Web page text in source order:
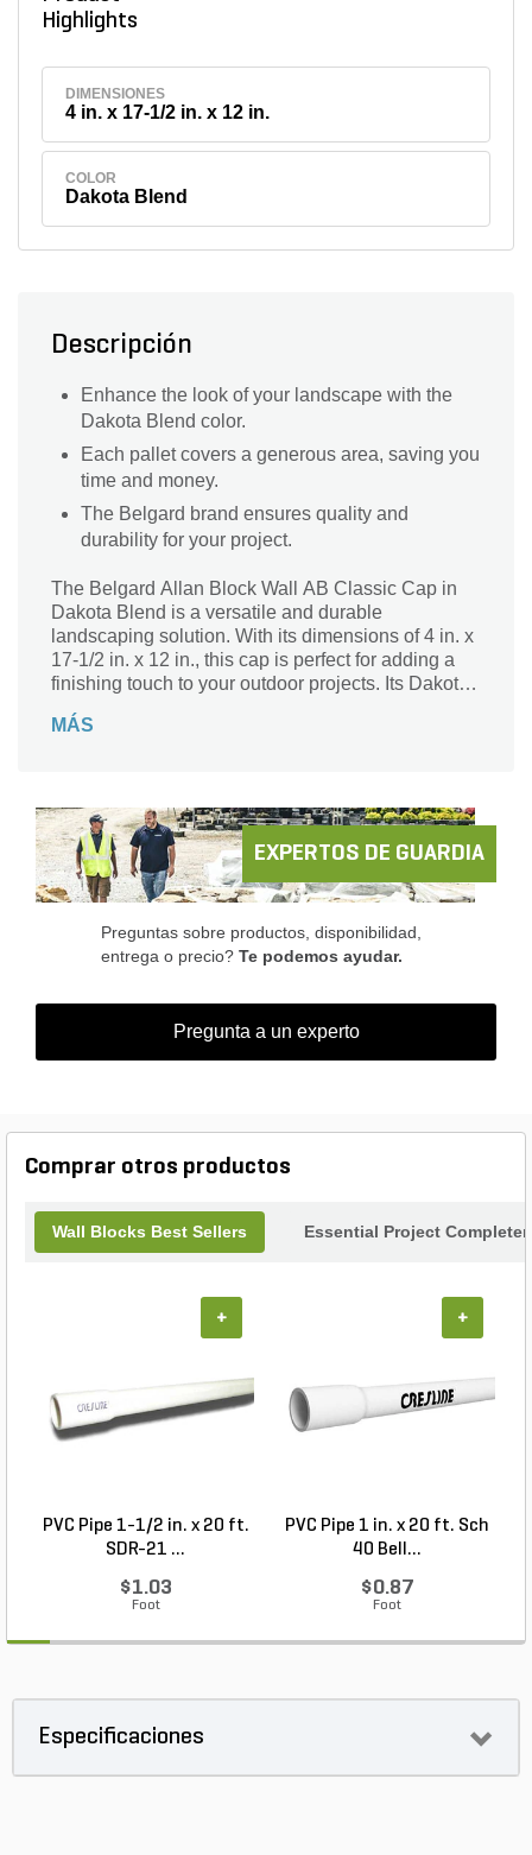
Highlights
DIMENSIONES
4 in. x 17-1/2 in. x 12 in.
COLOR
Dakota Blend
Descripción
Enhance the look of your landscape with the
Dakota Blend color.
Each pallet covers a generous area, saving you
time and money.
The Belgard brand ensures quality and
durability for your project.
The Belgard Allan Block Wall AB Classic Cap in
Dakota Blend is a versatile and durable
landscaping solution. With its dimensions of 4 in. x
17-1/2 in. x 12 in., this cap is perfect for adding a
finishing touch to your outdoor projects. Its Dakota
landscape design. This cap is designed to fit
area, the Belgard Allan Block Wall AB Classic Cap
is the ideal choice for a professional and stylish
finish.
MÁS
EXPERTOS DE GUARDIA
Preguntas sobre productos, disponibilidad,
entrega o precio? Te podemos ayudar.
Pregunta a un experto
Comprar otros productos
Wall Blocks Best Sellers Essential Project
PVC Pipe 1-1/2 in. x 20 ft.
SDR-21 ...
$1.03
Foot
+
PVC Pipe 1 in. x 20 ft. Sch
40 Bell...
$0.87
Foot
+
Especificaciones